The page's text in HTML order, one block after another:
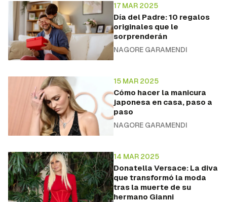
17 MAR 2025
Día del Padre: 10 regalos
originales que le
sorprenderán
NAGORE GARAMENDI
15 MAR 2025
Cómo hacer la manicura
japonesa en casa, paso a
paso
NAGORE GARAMENDI
14 MAR 2025
Donatella Versace: La diva
que transformó la moda
tras la muerte de su
hermano Gianni